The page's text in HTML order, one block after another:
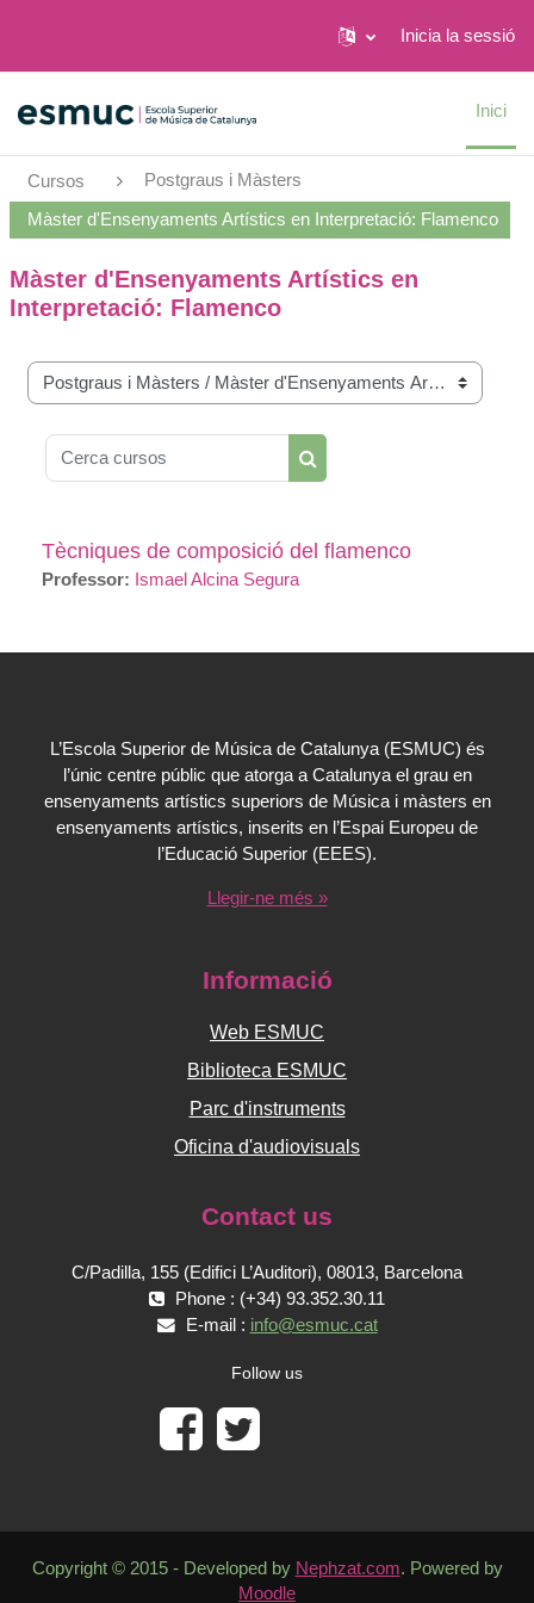
Inicia la sessió
Inici
Cursos Postgraus i Màsters
Màster d'Ensenyaments Artístics en Interpretació: Flamenco
Màster d'Ensenyaments Artístics en
Interpretació: Flamenco
Categories de cursos
Cerca cursos
Cerca cursos
Tècniques de composició del flamenco
Professor: Ismael Alcina Segura
L’Escola Superior de Música de Catalunya (ESMUC) és
l’únic centre públic que atorga a Catalunya el grau en
ensenyaments artístics superiors de Música i màsters en
ensenyaments artístics, inserits en l’Espai Europeu de
l’Educació Superior (EEES).
Llegir-ne més »
Informació
Web ESMUC
Biblioteca ESMUC
Parc d'instruments
Oficina d'audiovisuals
Contact us
C/Padilla, 155 (Edifici L’Auditori), 08013, Barcelona
Phone : (+34) 93.352.30.11
E-mail : info@esmuc.cat
Follow us
Copyright © 2015 - Developed by Nephzat.com. Powered by
Moodle